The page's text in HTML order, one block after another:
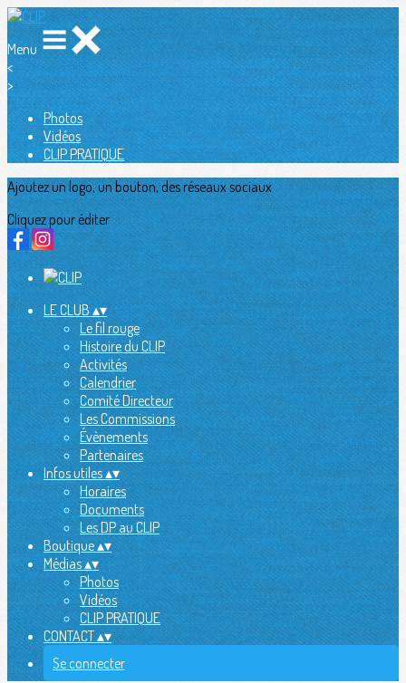
Menu
<
>
Photos
Vidéos
CLIP PRATIQUE
Ajoutez un logo, un bouton, des réseaux sociaux
Cliquez pour éditer
LE CLUB▴▾
Le fil rouge
Histoire du CLIP
Activités
Calendrier
Comité Directeur
Les Commissions
Évènements
Partenaires
Infos utiles▴▾
Horaires
Documents
Les DP au CLIP
Boutique▴▾
Médias▴▾
Photos
Vidéos
CLIP PRATIQUE
CONTACT▴▾
Se connecter